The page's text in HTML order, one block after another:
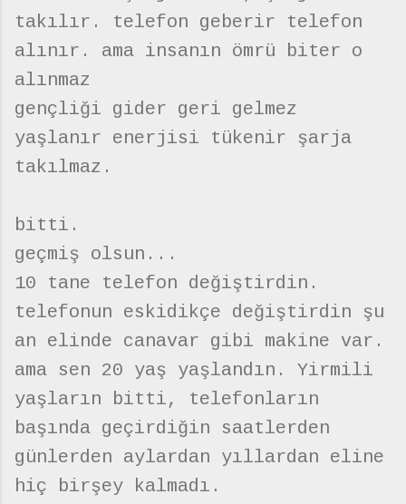
takılır. telefon geberir telefon
alınır. ama insanın ömrü biter o
alınmaz
gençliği gider geri gelmez
yaşlanır enerjisi tükenir şarja
takılmaz.
bitti.
geçmiş olsun...
10 tane telefon değiştirdin.
telefonun eskidikçe değiştirdin şu
an elinde canavar gibi makine var.
ama sen 20 yaş yaşlandın. Yirmili
yaşların bitti, telefonların
başında geçirdiğin saatlerden
günlerden aylardan yıllardan eline
hiç birşey kalmadı.